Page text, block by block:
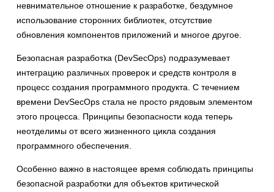
невнимательное отношение к разработке, бездумное
использование сторонних библиотек, отсутствие
обновления компонентов приложений и многое другое.
Безопасная разработка (DevSecOps) подразумевает
интеграцию различных проверок и средств контроля в
процесс создания программного продукта. С течением
времени DevSecOps стала не просто рядовым элементом
этого процесса. Принципы безопасности кода теперь
неотделимы от всего жизненного цикла создания
программного обеспечения.
Особенно важно в настоящее время соблюдать принципы
безопасной разработки для объектов критической